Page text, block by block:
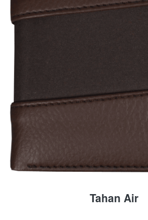
Tahan Air